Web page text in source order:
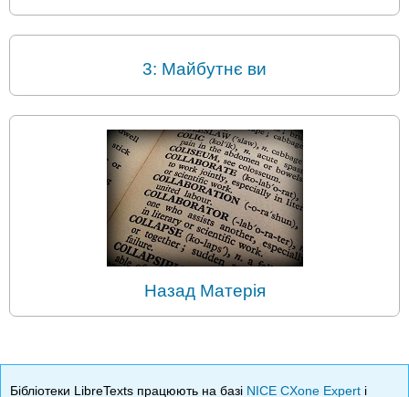
3: Майбутнє ви
Назад Матерія
Бібліотеки LibreTexts працюють на базі NICE CXone Expert і